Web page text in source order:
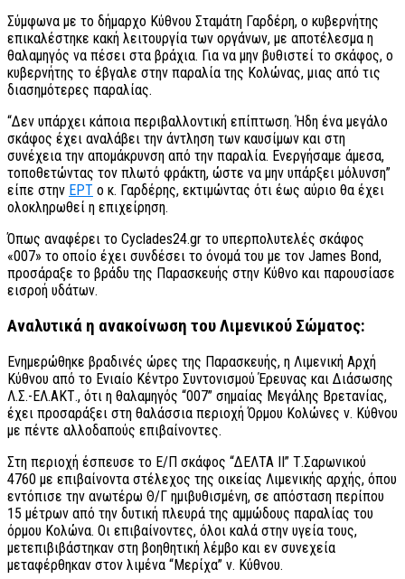
Σύμφωνα με το δήμαρχο Κύθνου Σταμάτη Γαρδέρη, ο κυβερνήτης
επικαλέστηκε κακή λειτουργία των οργάνων, με αποτέλεσμα η
θαλαμηγός να πέσει στα βράχια. Για να μην βυθιστεί το σκάφος, ο
κυβερνήτης το έβγαλε στην παραλία της Κολώνας, μιας από τις
διασημότερες παραλίας.
“Δεν υπάρχει κάποια περιβαλλοντική επίπτωση. Ήδη ένα μεγάλο
σκάφος έχει αναλάβει την άντληση των καυσίμων και στη
συνέχεια την απομάκρυνση από την παραλία. Ενεργήσαμε άμεσα,
τοποθετώντας τον πλωτό φράκτη, ώστε να μην υπάρξει μόλυνση”
είπε στην ΕΡΤ ο κ. Γαρδέρης, εκτιμώντας ότι έως αύριο θα έχει
ολοκληρωθεί η επιχείρηση.
Όπως αναφέρει το Cyclades24.gr το υπερπολυτελές σκάφος
«007» το οποίο έχει συνδέσει το όνομά του με τον James Bond,
προσάραξε το βράδυ της Παρασκευής στην Κύθνο και παρουσίασε
εισροή υδάτων.
Αναλυτικά η ανακοίνωση του Λιμενικού Σώματος:
Ενημερώθηκε βραδινές ώρες της Παρασκευής, η Λιμενική Αρχή
Κύθνου από το Ενιαίο Κέντρο Συντονισμού Έρευνας και Διάσωσης
Λ.Σ.-ΕΛ.ΑΚΤ., ότι η θαλαμηγός “007” σημαίας Μεγάλης Βρετανίας,
έχει προσαράξει στη θαλάσσια περιοχή Όρμου Κολώνες ν. Κύθνου
με πέντε αλλοδαπούς επιβαίνοντες.
Στη περιοχή έσπευσε το Ε/Π σκάφος “ΔΕΛΤΑ ΙΙ” Τ.Σαρωνικού
4760 με επιβαίνοντα στέλεχος της οικείας Λιμενικής αρχής, όπου
εντόπισε την ανωτέρω Θ/Γ ημιβυθισμένη, σε απόσταση περίπου
15 μέτρων από την δυτική πλευρά της αμμώδους παραλίας του
όρμου Κολώνα. Οι επιβαίνοντες, όλοι καλά στην υγεία τους,
μετεπιβιβάστηκαν στη βοηθητική λέμβο και εν συνεχεία
μεταφέρθηκαν στον λιμένα “Μερίχα” ν. Κύθνου.